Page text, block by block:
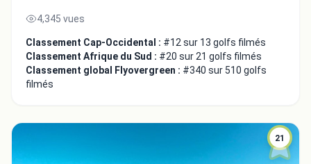
4,345 vues
Classement Cap-Occidental : #12 sur 13 golfs filmés
Classement Afrique du Sud : #20 sur 21 golfs filmés
Classement global Flyovergreen : #340 sur 510 golfs
filmés
21